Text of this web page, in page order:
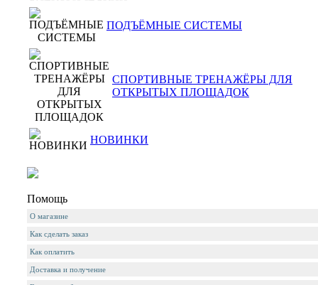
ПОДЪЁМНЫЕ СИСТЕМЫ
СПОРТИВНЫЕ ТРЕНАЖЁРЫ ДЛЯ
ОТКРЫТЫХ ПЛОЩАДОК
НОВИНКИ
Помощь
О магазине
Как сделать заказ
Как оплатить
Доставка и получение